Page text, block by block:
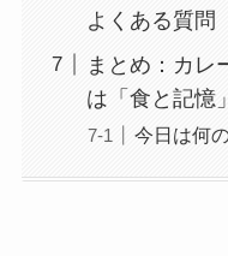
よくある質問
まとめ：カレ
は「食と記憶
今日は何